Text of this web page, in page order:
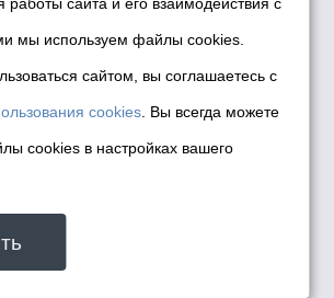
информационной политики мэрии
2026
Cookies
персональных
системах
Новосибирска
мы используем файлы cookies.
сайтом, вы соглашаетесь с
cookies . Вы всегда можете
cookies в настройках вашего